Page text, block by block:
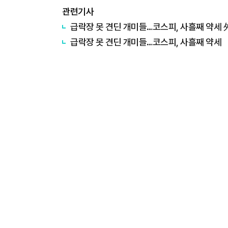
관련기사
급락장 못 견딘 개미들…코스피, 사흘째 약세
급락장 못 견딘 개미들…코스피, 사흘째 약세